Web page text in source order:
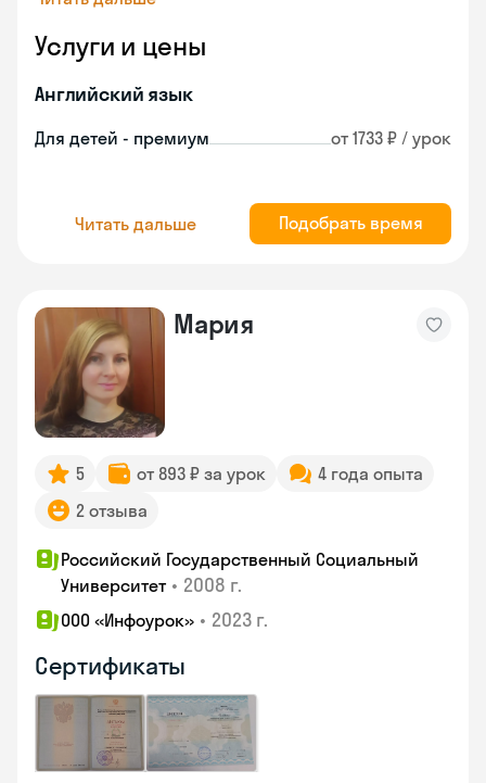
Услуги и цены
Английский язык
Для детей - премиум от 1733 ₽ / урок
Читать дальше Подобрать время
Мария
5 от 893 ₽ за урок
4 года опыта
2 отзыва
Российский Государственный Социальный
Университет • 2008 г.
ООО «Инфоурок» • 2023 г.
Сертификаты